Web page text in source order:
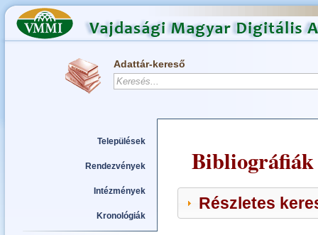
Adattár-kereső
Települések
Rendezvények
Intézmények
Kronológiák
Bibliográfiák
Részletes